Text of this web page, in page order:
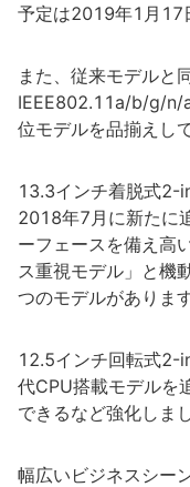
予定は2019年1月17
また、従来モデルと
IEEE802.11a/b/g/n/
位モデルを品揃えし
13.3インチ着脱式
2018年7月に新たに
ーフェースを備え高
ス重視モデル」と機
つのモデルがあります
12.5インチ回転式
代CPU搭載モデルを
できるなど強化しまし
幅広いビジネスシー